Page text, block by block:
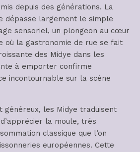
depuis des générations. La
dépasse largement le simple
sensoriel, un plongeon au cœur
où la gastronomie de rue se fait
des Midye dans les
à emporter confirme
incontournable sur la scène
généreux, les Midye traduisent
la moule, très
classique que l’on
européennes. Cette